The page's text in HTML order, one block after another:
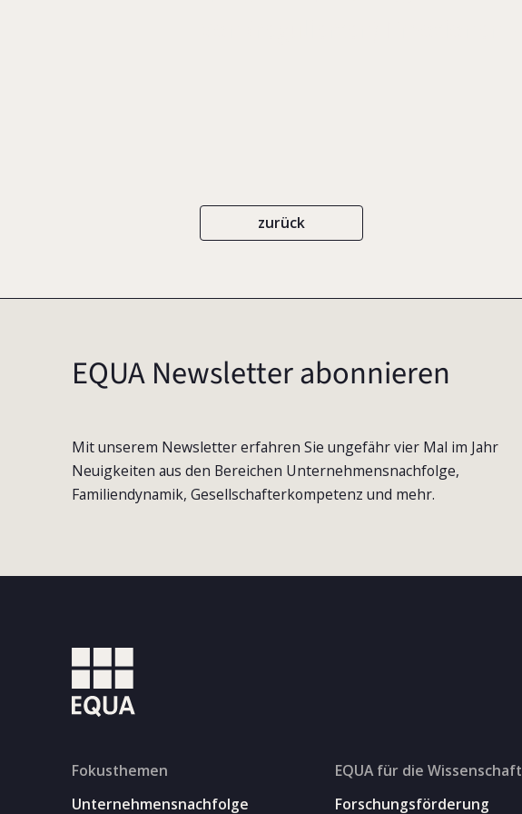
zurück
EQUA Newsletter abonnieren
Mit unserem Newsletter erfahren Sie ungefähr vier Mal im Jahr
Neuigkeiten aus den Bereichen Unternehmensnachfolge,
Familiendynamik, Gesellschafterkompetenz und mehr.
Fokusthemen
Unternehmensnachfolge
EQUA für die Wissenschaft
Forschungsförderung